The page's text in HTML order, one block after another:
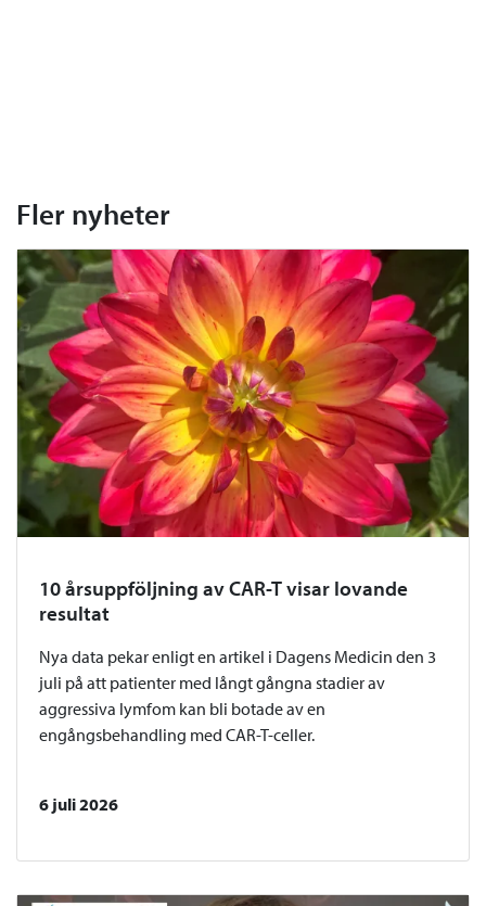
Fler nyheter
10 årsuppföljning av CAR-T visar lovande
resultat
Nya data pekar enligt en artikel i Dagens Medicin den 3
juli på att patienter med långt gångna stadier av
aggressiva lymfom kan bli botade av en
engångsbehandling med CAR-T-celler.
6 juli 2026